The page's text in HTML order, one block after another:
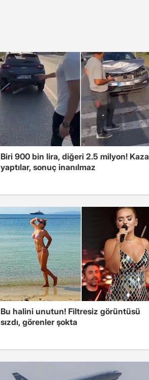
Biri 900 bin lira, diğeri 2.5 milyon! Kaza
yaptılar, sonuç inanılmaz
Bu halini unutun! Filtresiz görüntüsü
sızdı, görenler şokta